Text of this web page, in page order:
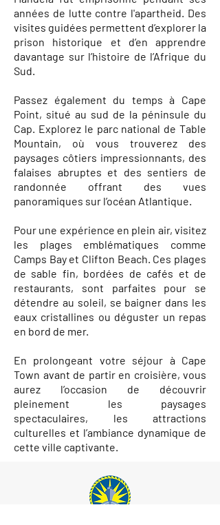
années de lutte contre l'apartheid. Des
visites guidées permettent d’explorer la
prison historique et d’en apprendre
davantage sur l’histoire de l’Afrique du
Sud.
Passez également du temps à Cape
Point, situé au sud de la péninsule du
Cap. Explorez le parc national de Table
Mountain, où vous trouverez des
paysages côtiers impressionnants, des
falaises abruptes et des sentiers de
randonnée offrant des vues
panoramiques sur l’océan Atlantique.
Pour une expérience en plein air, visitez
les plages emblématiques comme
Camps Bay et Clifton Beach. Ces plages
de sable fin, bordées de cafés et de
restaurants, sont parfaites pour se
détendre au soleil, se baigner dans les
eaux cristallines ou déguster un repas
en bord de mer.
En prolongeant votre séjour à Cape
Town avant de partir en croisière, vous
aurez l’occasion de découvrir
pleinement les paysages
spectaculaires, les attractions
culturelles et l’ambiance dynamique de
cette ville captivante.